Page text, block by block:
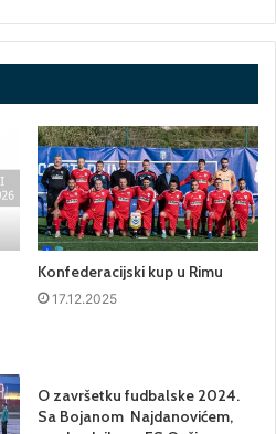
Konfederacijski kup u Rimu
17.12.2025
O završetku fudbalske 2024.
Sa Bojanom Najdanovićem,